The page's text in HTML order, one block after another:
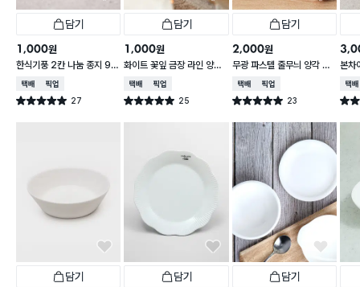
담기
1,000원
한식기풍 2칸 나눔 종지 9 c
m
택배배송매장픽업
별점 5.0점 27
건 작성
담기
1,000원
화이트 꽃잎 금장 라인 양각
종지 10 cm
택배배송매장픽업
별점 5.0점 25
건 작성
담기
2,000원
무광 파스텔 줄무늬 양각 대
접 13 cm
택배배송매장픽업
별점 5.0점 23
건 작성
본차
접
택배
별점
담기 담기 담기